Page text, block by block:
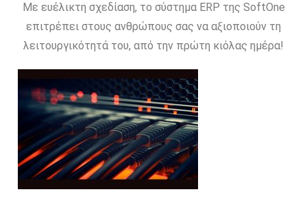
Με ευέλικτη σχεδίαση, το σύστημα ERP της SoftOne
επιτρέπει στους ανθρώπους σας να αξιοποιούν τη
λειτουργικότητά του, από την πρώτη κιόλας ημέρα!